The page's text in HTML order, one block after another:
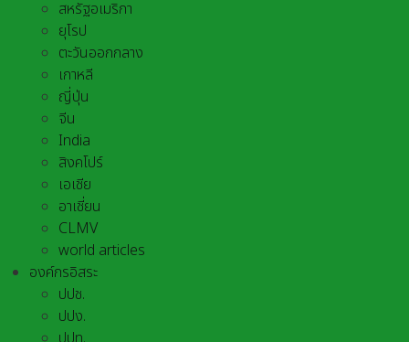
สหรัฐอเมริกา
ยุโรป
ตะวันออกกลาง
เกาหลี
ญี่ปุ่น
จีน
India
สิงคโปร์
เอเชีย
อาเชี่ยน
CLMV
world articles
องค์กรอิสระ
ปปช.
ปปง.